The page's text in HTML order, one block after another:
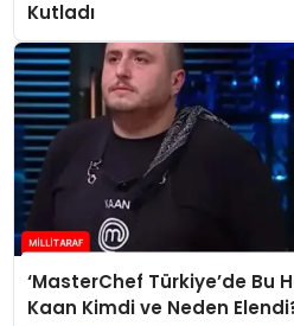
Kutladı
‘MasterChef Türkiye’de Bu
Kaan Kimdi ve Neden